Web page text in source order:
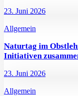
23. Juni 2026
Allgemein
Naturtag im
Initiativen
23. Juni 2026
Allgemein